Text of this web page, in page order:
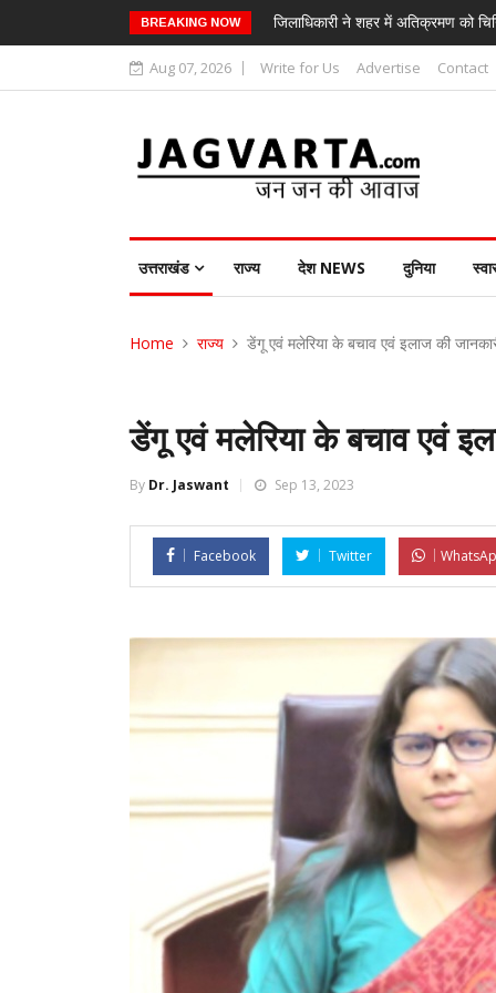
BREAKING NOW जिलाधिकारी ने शहर में अतिक्रमण को
Aug 07, 2026 Write for Us Advertise Contact
उत्तराखंड राज्य देश NEWS दुनिया
Home राज्य डेंगू एवं मलेरिया के बचाव एवं इलाज की
डेंगू एवं मलेरिया के बचाव एवं
By Dr. Jaswant Sep 13, 2023
Facebook Twitter